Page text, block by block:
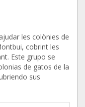
les colònies de
cobrint les
Este grupo se
de gatos de la
sus